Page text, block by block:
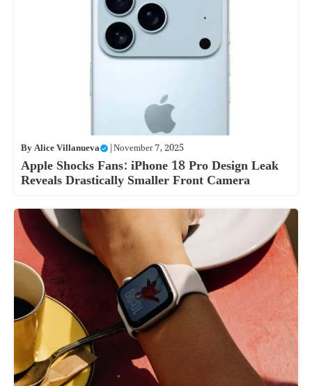
ByAlice Villanueva |November 7, 2025
Apple Shocks Fans: iPhone 18 Pro Design Leak
Reveals Drastically Smaller Front Camera